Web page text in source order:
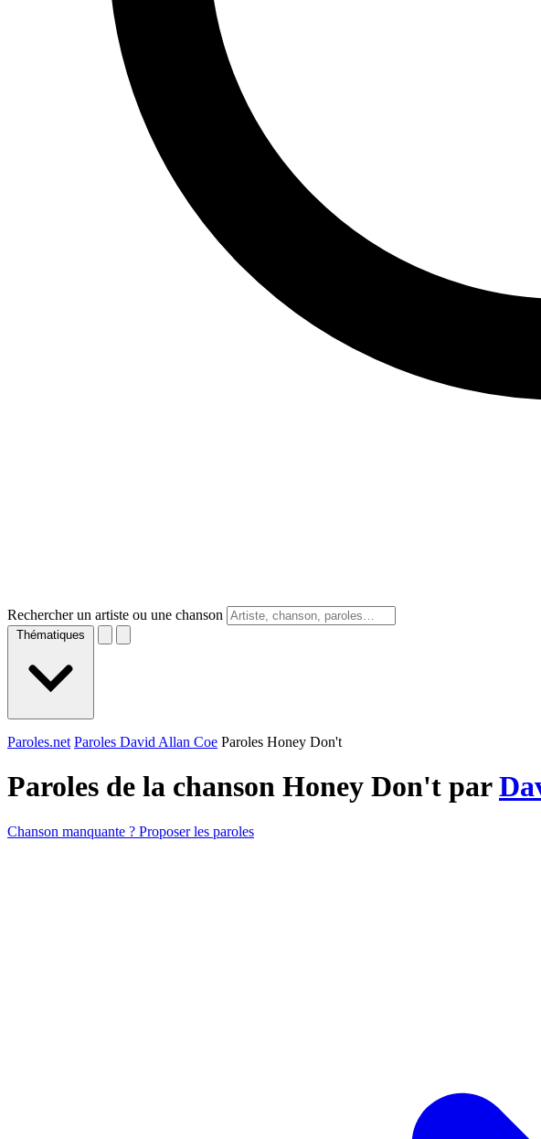
Rechercher un artiste ou une chanson
Thématiques
Paroles.net Paroles David Allan Coe Paroles Honey Don't
Paroles de la chanson Honey Don't par
Chanson manquante ? Proposer les paroles